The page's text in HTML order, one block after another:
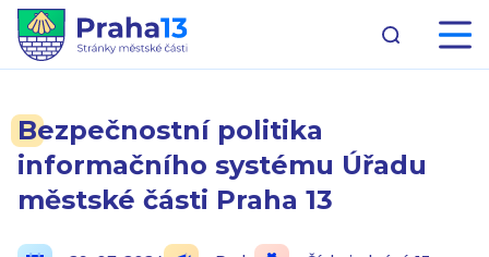
Bezpečnostní politika
informačního systému Úřadu
městské části Praha 13